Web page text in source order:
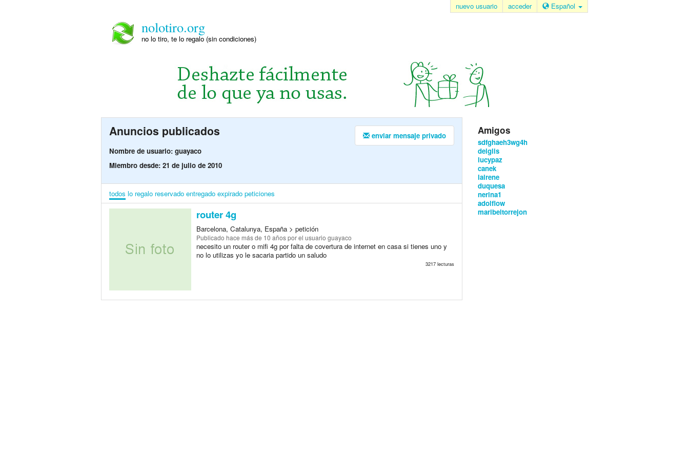
nuevo usuario acceder Español
nolotiro.org
no lo tiro, te lo regalo (sin condiciones)
enviar mensaje privado
Anuncios publicados
Nombre de usuario: guayaco
Miembro desde: 21 de julio de 2010
todos lo regalo reservado entregado expirado peticiones
router 4g
Barcelona, Catalunya, España > petición
Publicado hace más de 10 añospor el usuario guayaco
necesito un router o mifi 4g por falta de covertura de internet en casa si tienes uno y
no lo utilizas yo le sacaria partido un saludo
3217 lecturas
Amigos
sdfghaeh3wg4h
deiglis
lucypaz
canek
lairene
duquesa
nerina1
adolflow
maribeltorrejon